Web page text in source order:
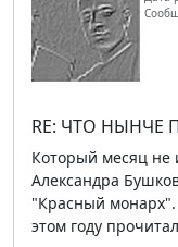
RE: ЧТО
Который месяц не
Александра
"Красный монарх".
этом году